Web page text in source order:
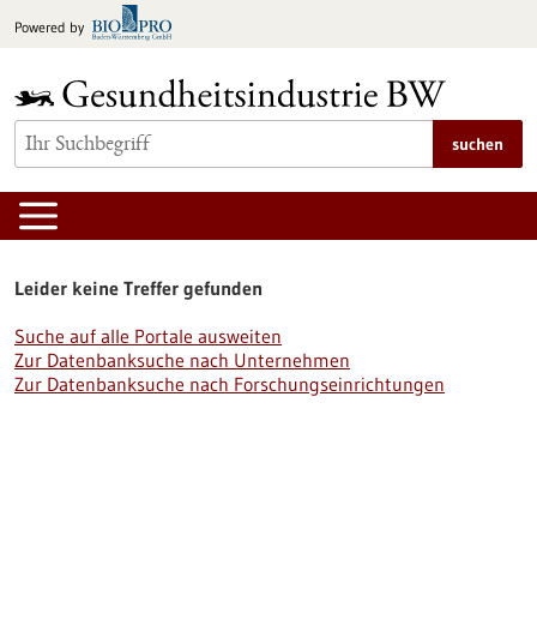
Inhalt
Powered by
suchen
Leider keine Treffer gefunden
Suche auf alle Portale ausweiten
Zur Datenbanksuche nach Unternehmen
Zur Datenbanksuche nach Forschungseinrichtungen